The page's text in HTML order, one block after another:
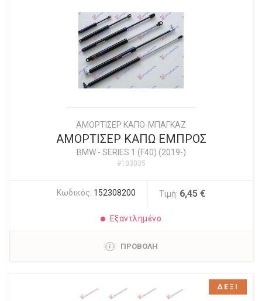
ΑΜΟΡΤΙΣΕΡ ΚΑΠΟ-ΜΠΑΓΚΑΖ
ΑΜΟΡΤΙΣΕΡ ΚΑΠΩ ΕΜΠΡΟΣ
BMW- SERIES 1 (F40) (2019-)
#103035
Κωδικός: 152308200 Τιμή: 6,45 €
Εξαντλημένο
ΠΡΟΒΟΛΗ
ΔΕΞΙ